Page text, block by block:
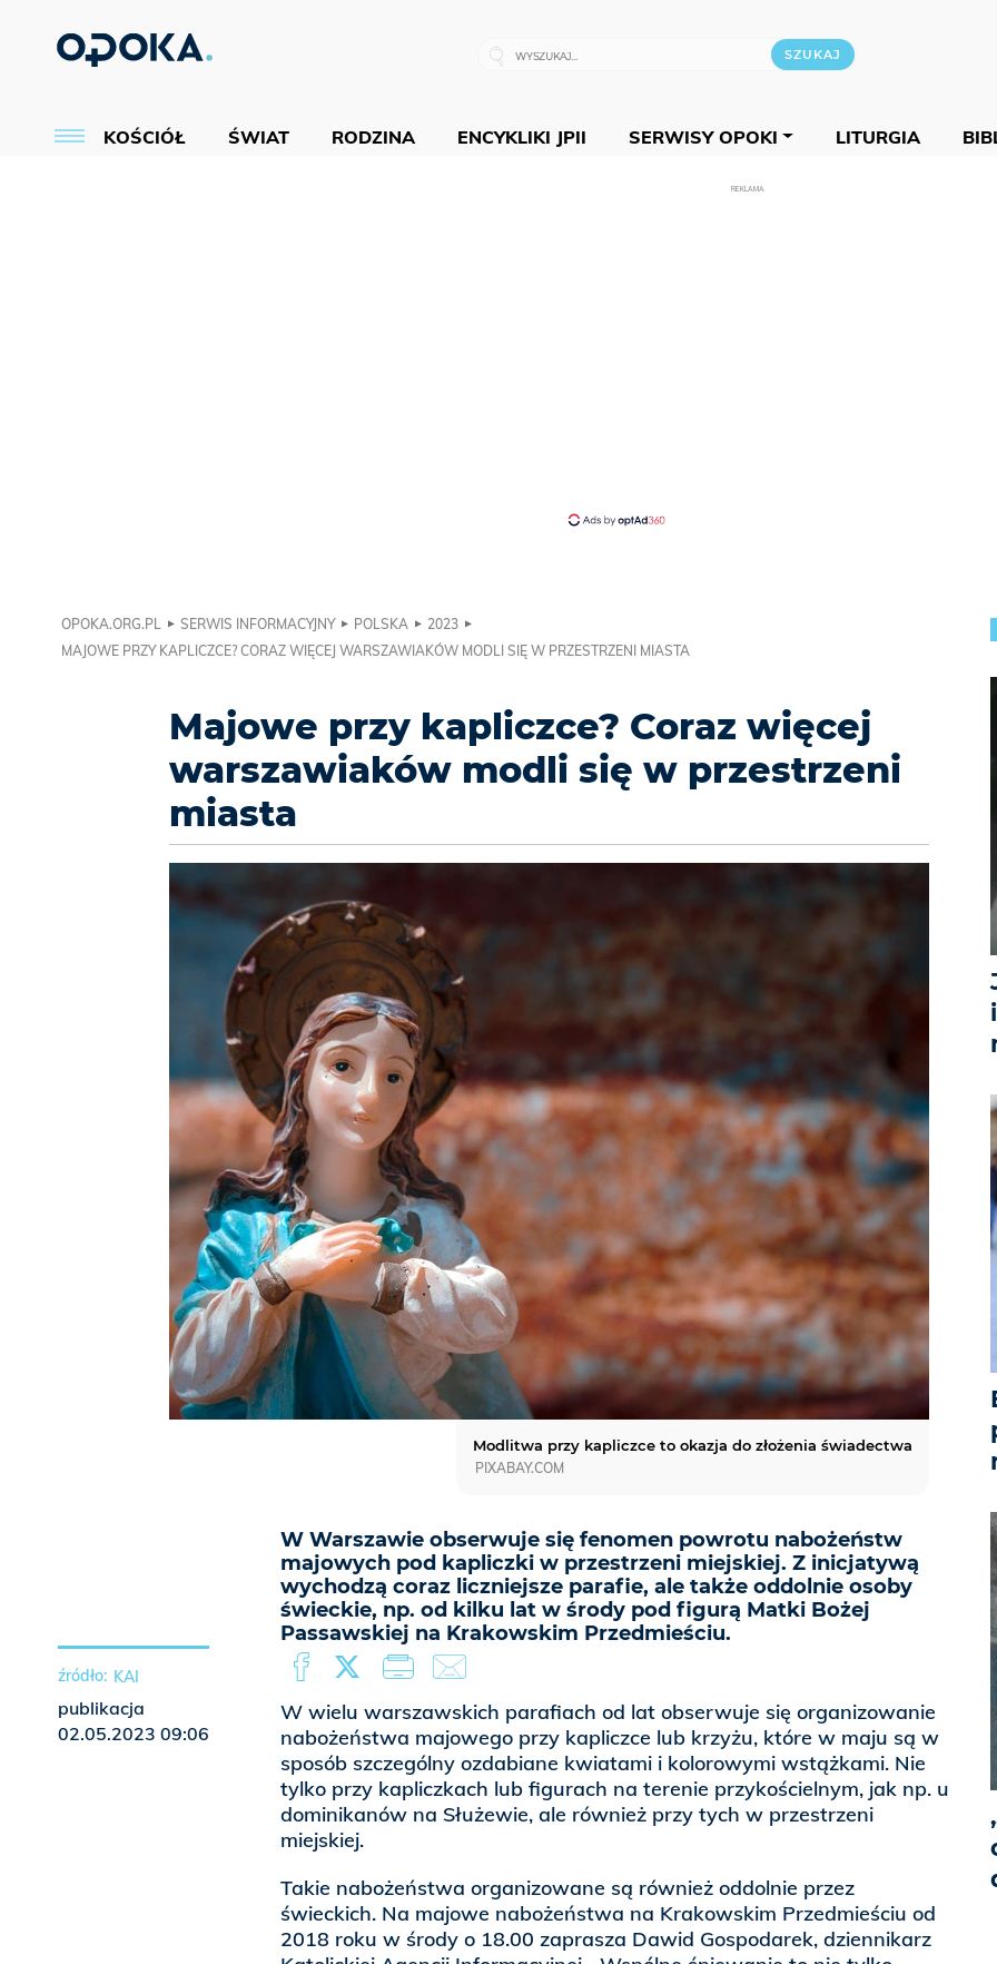
KOŚCIÓŁ ŚWIAT RODZINA ENCYKLIKI JPII SERWISY OPOKI LITURGIA
REKLAMA
OPOKA.ORG.PL SERWIS INFORMACYJNY POLSKA
2023
MAJOWE PRZY KAPLICZCE? CORAZ WIĘCEJ WARSZAWIAKÓW MODLI SIĘ W PRZESTRZENI MIASTA
Majowe przy kapliczce? Coraz więcej
warszawiaków modli się w przestrzeni
miasta
W Warszawie obserwuje się fenomen powrotu nabożeństw
majowych pod kapliczki w przestrzeni miejskiej. Z inicjatywą
wychodzą coraz liczniejsze parafie, ale także oddolnie osoby
świeckie, np. od kilku lat w środy pod figurą Matki Bożej
Passawskiej na Krakowskim Przedmieściu.
Modlitwa przy kapliczce to okazja do złożenia świadectwa
PIXABAY.COM
W wielu warszawskich parafiach od lat obserwuje się organizowanie
nabożeństwa majowego przy kapliczce lub krzyżu, które w maju są w
sposób szczególny ozdabiane kwiatami i kolorowymi wstążkami. Nie
tylko przy kapliczkach lub figurach na terenie przykościelnym, jak np. u
dominikanów na Służewie, ale również przy tych w przestrzeni
miejskiej.
Takie nabożeństwa organizowane są również oddolnie przez
świeckich. Na majowe nabożeństwa na Krakowskim Przedmieściu od
2018 roku w środy o 18.00 zaprasza Dawid Gospodarek, dziennikarz
KAI
publikacja
02.05.2023 09:06